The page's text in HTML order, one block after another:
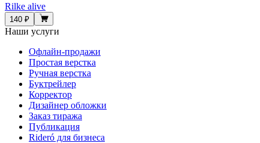
Rilke alive
140 ₽
Наши услуги
Офлайн-продажи
Простая верстка
Ручная верстка
Буктрейлер
Корректор
Дизайнер обложки
Заказ тиража
Публикация
Rideró для бизнеса